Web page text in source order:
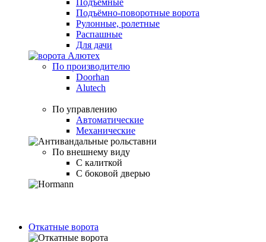
Подъёмно-поворотные ворота
Рулонные, ролетные
Распашные
Для дачи
По производителю
Doorhan
Alutech
По управлению
Автоматические
Механические
По внешнему виду
С калиткой
С боковой дверью
Откатные ворота